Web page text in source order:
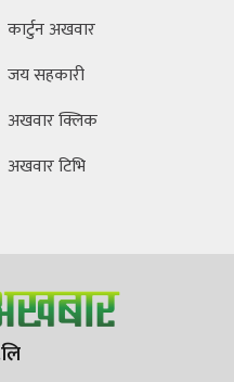
कार्टुन अखवार
जय सहकारी
अखवार क्लिक
अखवार टिभि